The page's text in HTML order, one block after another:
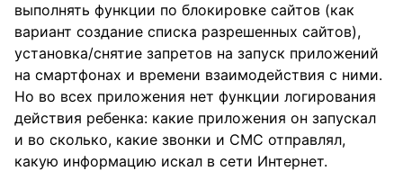
выполнять функции по блокировке сайтов (как
вариант создание списка разрешенных сайтов),
установка/снятие запретов на запуск приложений
на смартфонах и времени взаимодействия с ними.
Но во всех приложения нет функции логирования
действия ребенка: какие приложения он запускал
и во сколько, какие звонки и СМС отправлял,
какую информацию искал в сети Интернет.